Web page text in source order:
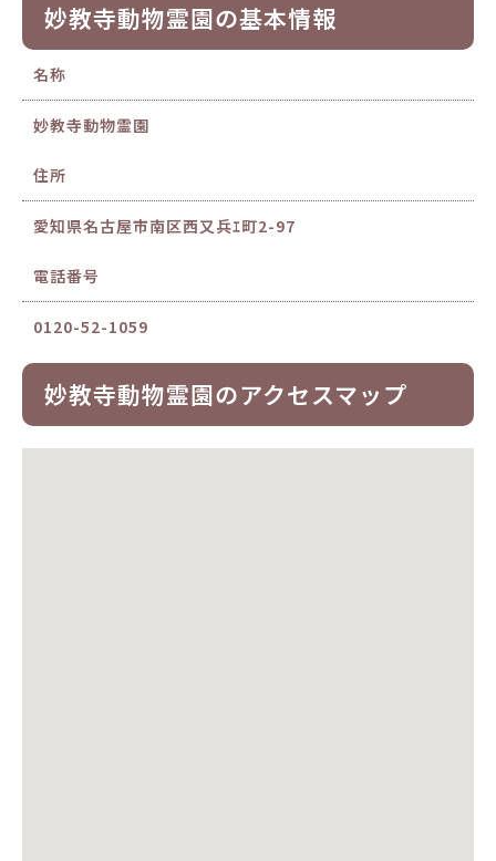
妙教寺動物霊園の基本情報
名称
妙教寺動物霊園
住所
愛知県名古屋市南区西又兵ｴ町2-97
電話番号
0120-52-1059
妙教寺動物霊園のアクセスマップ